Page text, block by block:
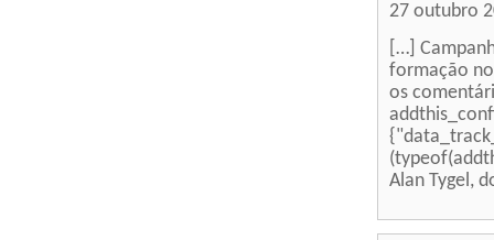
27 outubro
[…]
formação
os
Alan Tygel,